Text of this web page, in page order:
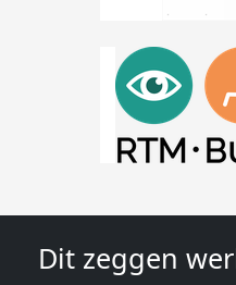
Dit zeggen